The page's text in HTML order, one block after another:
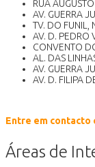
RUA
AV. GUERRA
TV. DO FUNIL,
AV. D. PEDRO
CONVENTO
AL. DAS
AV. GUERRA
AV. D. FILIPA
Entre em contacto
Áreas de